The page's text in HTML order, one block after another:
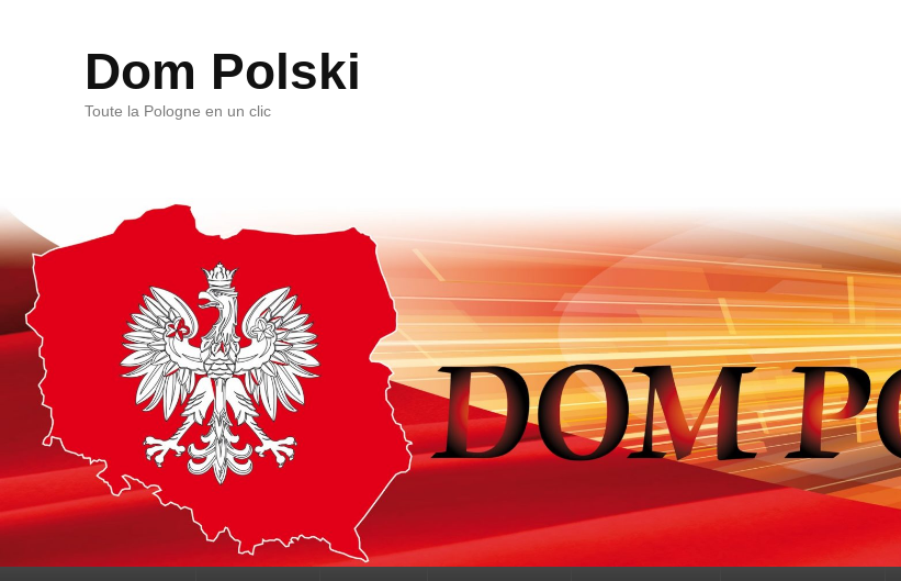
Dom Polski
Toute la Pologne en un clic